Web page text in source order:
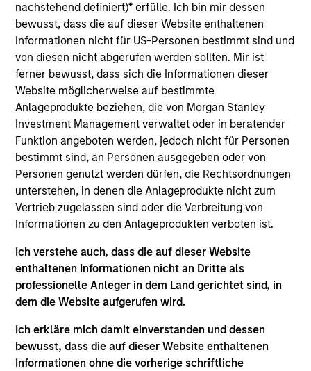
nachstehend definiert)* erfülle. Ich bin mir dessen
bewusst, dass die auf dieser Website enthaltenen
Informationen nicht für US-Personen bestimmt sind und
von diesen nicht abgerufen werden sollten. Mir ist
ferner bewusst, dass sich die Informationen dieser
Website möglicherweise auf bestimmte
Anlageprodukte beziehen, die von Morgan Stanley
Investment Management verwaltet oder in beratender
Funktion angeboten werden, jedoch nicht für Personen
bestimmt sind, an Personen ausgegeben oder von
Personen genutzt werden dürfen, die Rechtsordnungen
unterstehen, in denen die Anlageprodukte nicht zum
Vertrieb zugelassen sind oder die Verbreitung von
Informationen zu den Anlageprodukten verboten ist.
Ich verstehe auch, dass die auf dieser Website
enthaltenen Informationen nicht an Dritte als
professionelle Anleger in dem Land gerichtet sind, in
dem die Website aufgerufen wird.
Ich erkläre mich damit einverstanden und dessen
bewusst, dass die auf dieser Website enthaltenen
Informationen ohne die vorherige schriftliche
Overview
TheApplied US Core Equity Strategyis an unconstrained
core portfolio of typically 30 - 40 stocks, designed to
generate excess returns regardless of style market
leadership. The investment process combines the best of
fundamental and quantitative approaches to investing,
experience and judgement of long-tenured Portfolio
Managers. The result is a highly-active core portfolio
designed to adjust to the ever-changing macro
landscape, with a heavy emphasis on risk-management
throughout the investment process and portfolio
construction.
Differentiators